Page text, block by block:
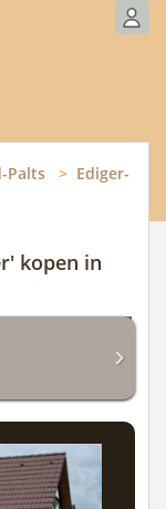
Palts
Ediger-
kopen in